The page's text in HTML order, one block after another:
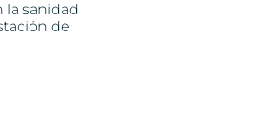
la sanidad
de